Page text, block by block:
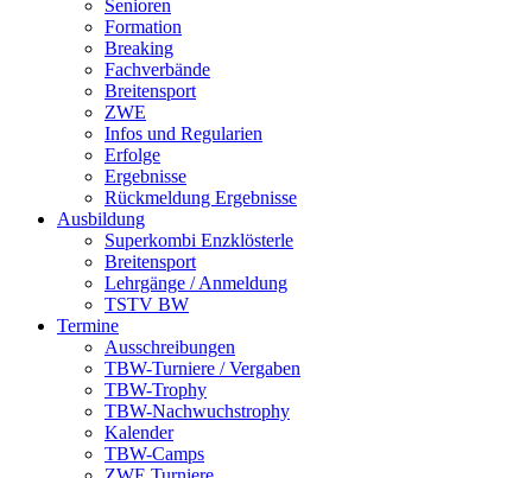
Senioren
Formation
Breaking
Fachverbände
Breitensport
ZWE
Infos und Regularien
Erfolge
Ergebnisse
Rückmeldung Ergebnisse
Ausbildung
Superkombi Enzklösterle
Breitensport
Lehrgänge / Anmeldung
TSTV BW
Termine
Ausschreibungen
TBW-Turniere / Vergaben
TBW-Trophy
TBW-Nachwuchstrophy
Kalender
TBW-Camps